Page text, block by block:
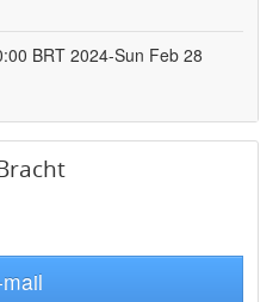
BRT 2024-Sun Feb 28